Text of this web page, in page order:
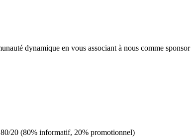
dynamique en vous associant à nous comme
80/20 (80% informatif, 20% promotionnel)